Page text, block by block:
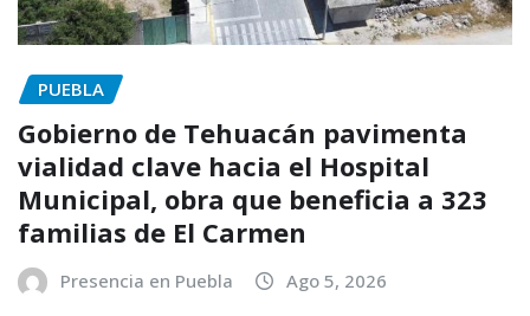
PUEBLA
Gobierno de Tehuacán pavimenta
vialidad clave hacia el Hospital
Municipal, obra que beneficia a 323
familias de El Carmen
Presencia en Puebla Ago 5, 2026